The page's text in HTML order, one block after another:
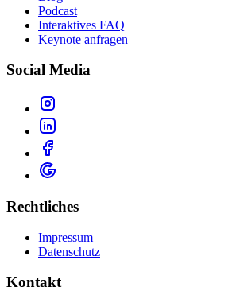
Podcast
Interaktives FAQ
Keynote anfragen
Social Media
Rechtliches
Impressum
Datenschutz
Kontakt